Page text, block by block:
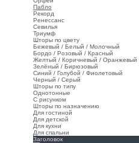
Пабло
Рекорд
Ренессанс
Севилья
Триумф
Шторы по цвету
Бежевый / Белый / Молочный
Бордо / Розовый / Красный
Желтый / Коричневый / Оранжевый
Зелёный / Бирюзовый
Синий / Голубой / Фиолетовый
Черный / Серый
Шторы по типу
Однотонные
С рисунком
Шторы по назначению
Для гостиной
Для детской
Для кухни
Для спальни
Заголовок